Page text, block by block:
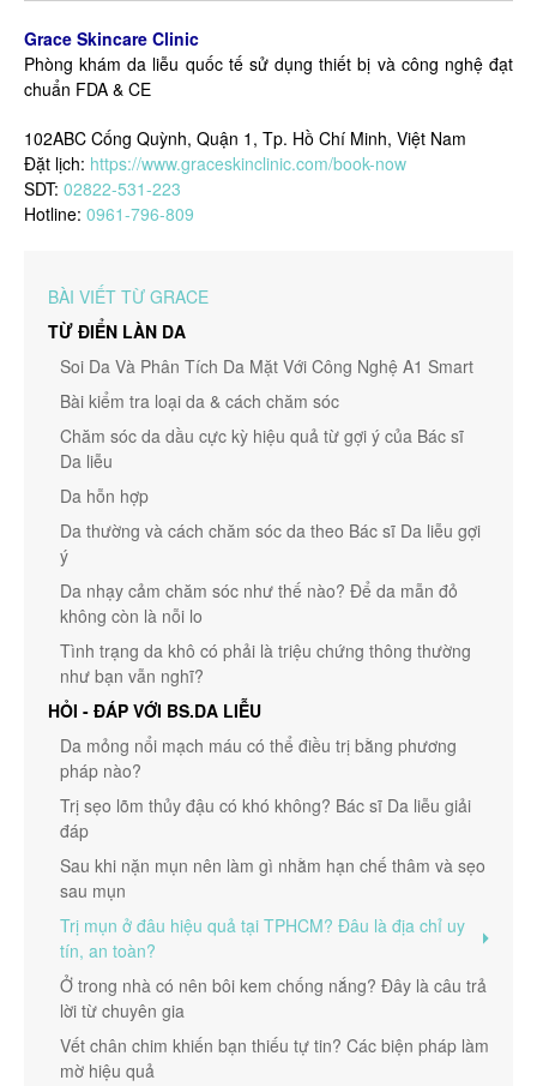
BÀI VIẾT TỪ GRACE
TỪ ĐIỂN LÀN DA
Soi Da Và Phân Tích Da Mặt Với Công Nghệ A1 Smart
Bài kiểm tra loại da & cách chăm sóc
Chăm sóc da dầu cực kỳ hiệu quả từ gợi ý của Bác sĩ
Da liễu
Da hỗn hợp
Da thường và cách chăm sóc da theo Bác sĩ Da liễu gợi
ý
Da nhạy cảm chăm sóc như thế nào? Để da mẫn đỏ
không còn là nỗi lo
Tình trạng da khô có phải là triệu chứng thông thường
như bạn vẫn nghĩ?
HỎI - ĐÁP VỚI BS.DA LIỄU
Da mỏng nổi mạch máu có thể điều trị bằng phương
pháp nào?
Trị sẹo lõm thủy đậu có khó không? Bác sĩ Da liễu giải
đáp
Sau khi nặn mụn nên làm gì nhằm hạn chế thâm và sẹo
sau mụn
Trị mụn ở đâu hiệu quả tại TPHCM? Đâu là địa chỉ uy
tín, an toàn?
Ở trong nhà có nên bôi kem chống nắng? Đây là câu trả
lời từ chuyên gia
Vết chân chim khiến bạn thiếu tự tin? Các biện pháp làm
mờ hiệu quả
Grace Skincare Clinic
Phòng khám da liễu quốc tế sử dụng thiết bị và công nghệ đạt
chuẩn FDA & CE
102ABC Cống Quỳnh, Quận 1, Tp. Hồ Chí Minh, Việt Nam
Đặt lịch: https://www.graceskinclinic.com/book-now
SDT: 02822-531-223
Hotline: 0961-796-809